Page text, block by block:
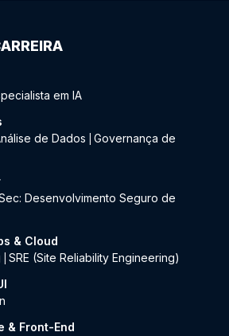
em IA
de Dados
Governança de
Desenvolvimento Seguro de
& Cloud
SRE (Site Reliability Engineering)
& Front-End